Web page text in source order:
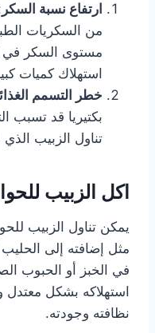
ارتفاع نسبة السكر
من السكريات
مستوى السكر في
استهلاك كميات
خطر التسمم
بكتيريا قد تسبب
تناول الزبيب
اكل الزبيب
يمكن تناول الزبيب
مثل إضافته إلى
في الخبز أو الحبوب
استهلاكه بشكل
نظافته وجودته.